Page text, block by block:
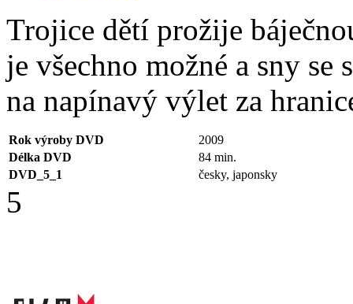
Trojice dětí prožije
je všechno možné a sny
na napínavý výlet za
Rok výroby DVD
2009
Délka DVD
84 min.
DVD_5_1
česky, japonsky
5